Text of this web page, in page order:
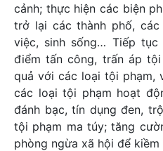
cảnh; thực hiện các biện
trở lại các thành phố,
việc, sinh sống… Tiếp
điểm tấn công, trấn áp
quả với các loại tội phạm,
các loại tội phạm hoạt
đánh bạc, tín dụng đen,
tội phạm ma túy; tăng
phòng ngừa xã hội để